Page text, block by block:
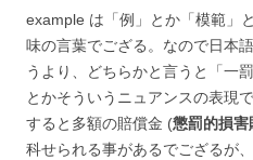
example は「例」とか「模範」
味の言葉でござる。なので日本
うより、どちらかと言うと「一
とかそういうニュアンスの表現
すると多額の賠償金 (懲罰的損
科せられる事があるでござるが